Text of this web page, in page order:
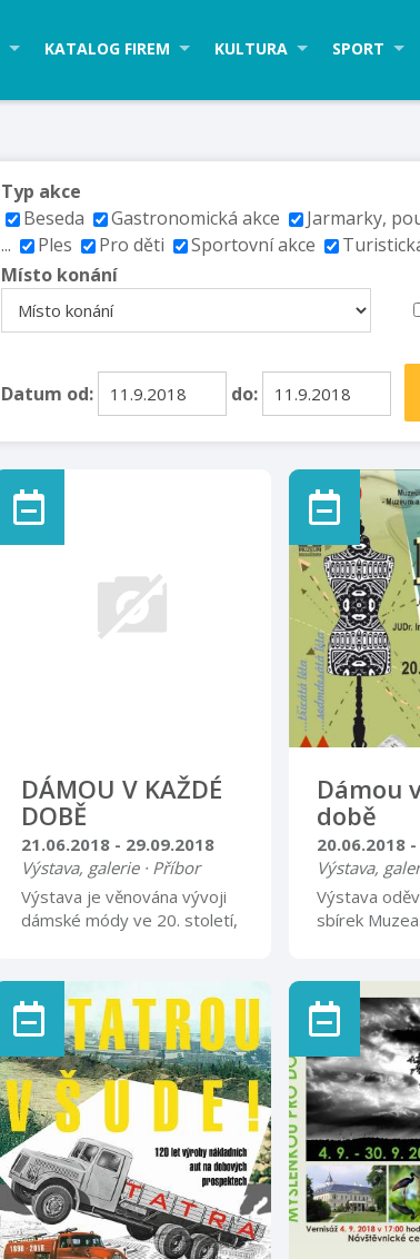
KATALOG FIREM KULTURA SPORT
Typ akce
Beseda
Gastronomická akce Jarmarky,
...
Ples Pro děti Sportovní akce
Místo konání
Datum od: do:
DÁMOU V KAŽDÉ
DOBĚ
21.06.2018 - 29.09.2018
Výstava, galerie · Příbor
Výstava je věnována vývoji
dámské módy ve 20. století,
šatů, kostýmů a večerních
rób ze sbírek Muzea
Novojičínska obohacených
dobovými doplňky (klobouky,
kabelky, rukavice, obuv a
šperky).
Dámou
době
20.06.2018
Výstava,
Výstava
sbírek
módy 20.
po 90. léta
Několik
šatů,
doplňují
doplňků -
rukavic, obuvi
Návštěvníci
nahlédnout
seznámit se